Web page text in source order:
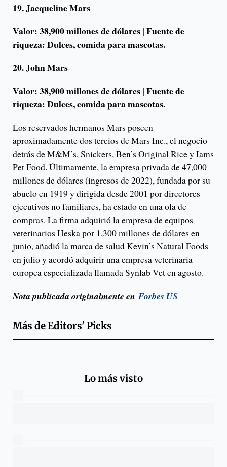
19. Jacqueline Mars
Valor: 38,900 millones de dólares | Fuente de
riqueza: Dulces, comida para mascotas.
20. John Mars
Valor: 38,900 millones de dólares | Fuente de
riqueza: Dulces, comida para mascotas.
Los reservados hermanos Mars poseen
aproximadamente dos tercios de Mars Inc., el negocio
detrás de M&M’s, Snickers, Ben’s Original Rice y Iams
Pet Food. Últimamente, la empresa privada de 47,000
millones de dólares (ingresos de 2022), fundada por su
abuelo en 1919 y dirigida desde 2001 por directores
ejecutivos no familiares, ha estado en una ola de
compras. La firma adquirió la empresa de equipos
veterinarios Heska por 1,300 millones de dólares en
junio, añadió la marca de salud Kevin’s Natural Foods
en julio y acordó adquirir una empresa veterinaria
europea especializada llamada Synlab Vet en agosto.
Nota publicada originalmente enForbes US
Más deEditors' Picks
Lo más visto